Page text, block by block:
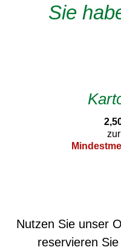
Sie
Nutzen Sie unser
reservieren